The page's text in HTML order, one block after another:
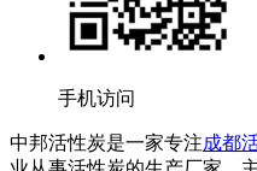
手机访问
中邦活性炭是一家专注成都